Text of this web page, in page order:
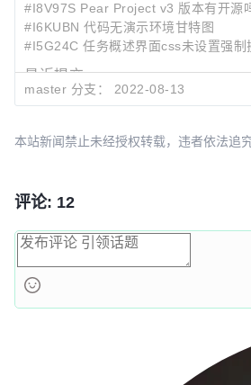
#I8V97S Pear Project v3 版本有开源
#I6KUBN 代码无演示环境甘特图
#I5G24C 任务概述界面css未设置强
最近提交:
15a7eec2 !4
修复工作台-日程-查看
23f5bbe7
Merge pull request #62
master 分支： 2022-08-13
本站新闻禁止未经授权转载，违者依法追
评论: 12